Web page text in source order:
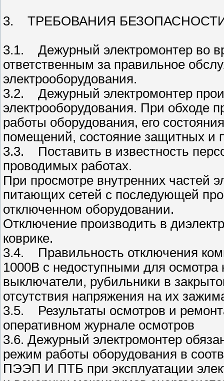
3. ТРЕБОВАНИЯ
3.1. Дежурный электромонтер во
ответственным за правильное
электрооборудования.
3.2. Дежурный электромонтер
электрооборудования. При обходе
работы оборудования, его
помещений, состояние защитных и
3.3. Поставить в известность
проводимых работах.
При просмотре внутренних частей
питающих сетей с последующей
отключенном оборудовании.
Отключение производить в
коврике.
3.4. Правильность отключения
1000В с недоступными для осмотра
выключатели, рубильники в
отсутствия напряжения на их
3.5. Результаты осмотров и
оперативном журнале осмотров
3.6. Дежурный электромонтер
режим работы оборудования в
ПЭЭП И ПТБ при эксплуатации